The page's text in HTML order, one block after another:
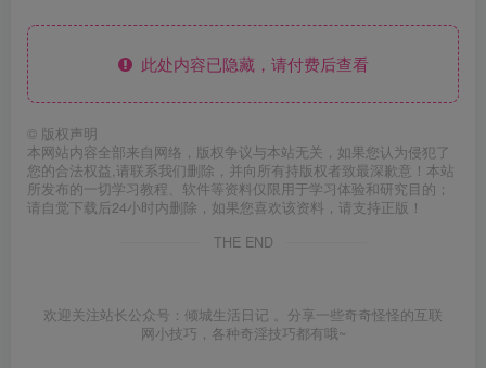
此处内容已隐藏，请付费后查看
© 版权声明
本网站内容全部来自网络，版权争议与本站无关，如果您认为侵犯了
您的合法权益,请联系我们删除，并向所有持版权者致最深歉意！本站
所发布的一切学习教程、软件等资料仅限用于学习体验和研究目的；
请自觉下载后24小时内删除，如果您喜欢该资料，请支持正版！
THE END
欢迎关注站长公众号：倾城生活日记 。分享一些奇奇怪怪的互联
网小技巧，各种奇淫技巧都有哦~